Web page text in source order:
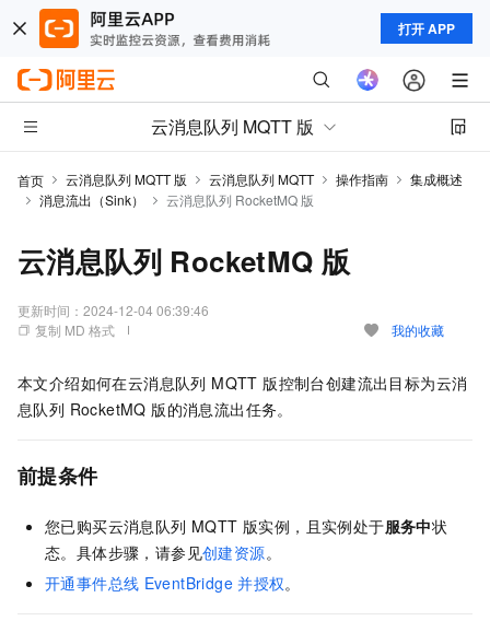
打开 APP
云消息队列 MQTT 版
首页 云消息队列 MQTT 版 云消息队列 MQTT 操作指南
集成概述
消息流出（Sink）
云消息队列 RocketMQ 版
云消息队列 RocketMQ 版
更新时间： 2024-12-04 06:39:46
复制 MD 格式
我的收藏
本文介绍如何在云消息队列 MQTT 版控制台创建流出目标为云消
息队列 RocketMQ 版的消息流出任务。
前提条件
您已购买云消息队列 MQTT 版实例，且实例处于服务中状
态。具体步骤，请参见创建资源。
开通事件总线 EventBridge 并授权。